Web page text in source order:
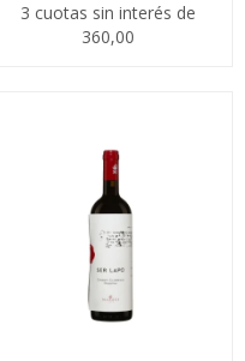
3 cuotas sin interés de
360,00